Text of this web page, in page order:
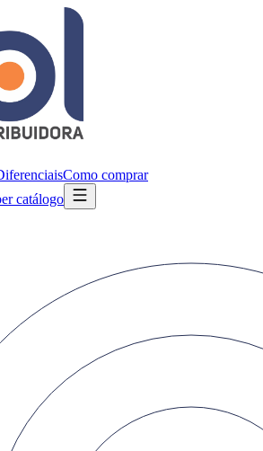
Como comprar
catálogo